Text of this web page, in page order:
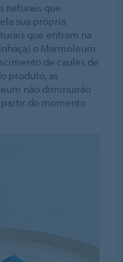
naturais que
sua própria
que entram na
o Marmoleum
de caules de
produto, as
não diminuirão
do momento